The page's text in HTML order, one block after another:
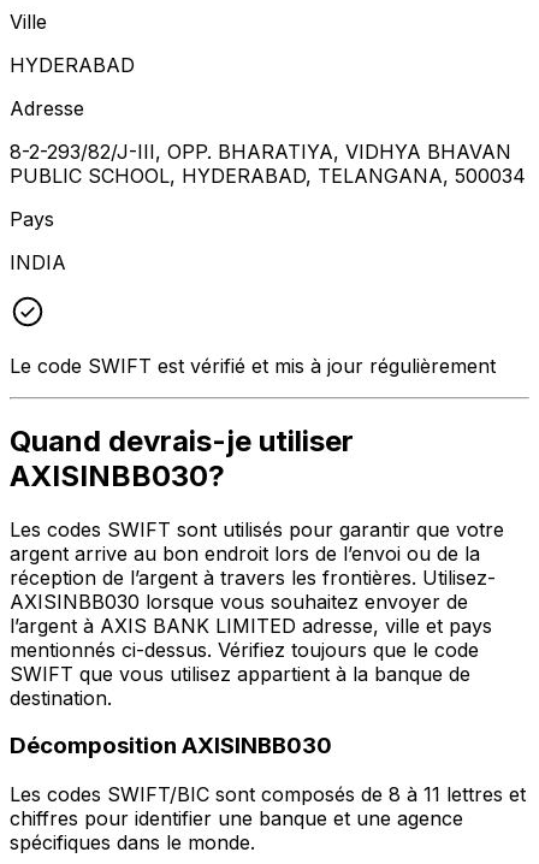
Ville
HYDERABAD
Adresse
8-2-293/82/J-III, OPP. BHARATIYA, VIDHYA BHAVAN
PUBLIC SCHOOL, HYDERABAD, TELANGANA, 500034
Pays
INDIA
Le code SWIFT est vérifié et mis à jour régulièrement
Quand devrais-je utiliser
AXISINBB030?
Les codes SWIFT sont utilisés pour garantir que votre
argent arrive au bon endroit lors de l’envoi ou de la
réception de l’argent à travers les frontières. Utilisez-
AXISINBB030 lorsque vous souhaitez envoyer de
l’argent à AXIS BANK LIMITED adresse, ville et pays
mentionnés ci-dessus. Vérifiez toujours que le code
SWIFT que vous utilisez appartient à la banque de
destination.
Décomposition AXISINBB030
Les codes SWIFT/BIC sont composés de 8 à 11 lettres et
chiffres pour identifier une banque et une agence
spécifiques dans le monde.